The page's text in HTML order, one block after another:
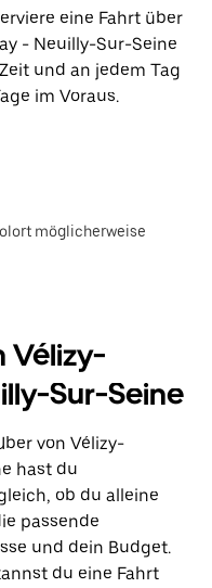
eine Fahrt über
- Neuilly-Sur-Seine
und an jedem Tag
im Voraus.
möglicherweise
Vélizy-
Sur-Seine
von Vélizy-
hast du
ob du alleine
passende
und dein Budget.
du eine Fahrt